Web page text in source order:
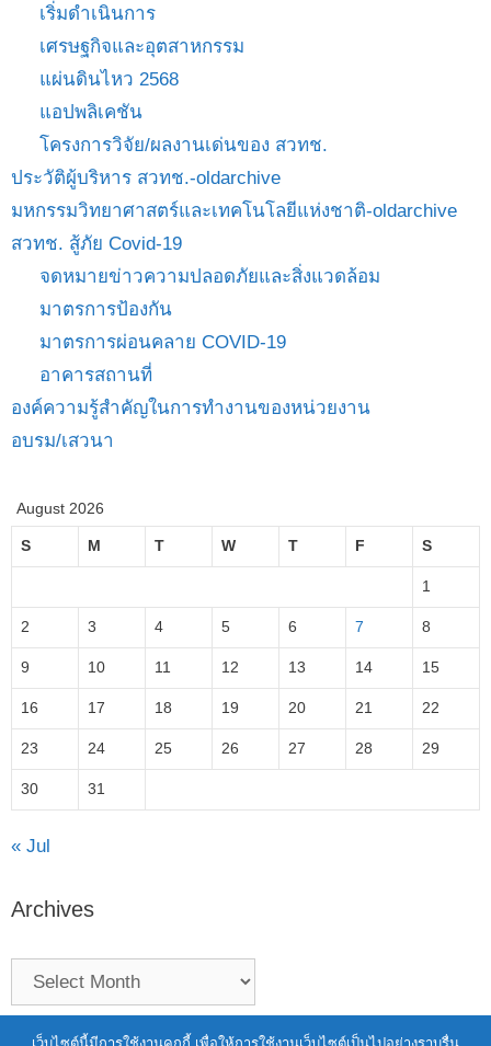
เริ่มดำเนินการ
เศรษฐกิจและอุตสาหกรรม
แผ่นดินไหว 2568
แอปพลิเคชัน
โครงการวิจัย/ผลงานเด่นของ สวทช.
ประวัติผู้บริหาร สวทช.-oldarchive
มหกรรมวิทยาศาสตร์และเทคโนโลยีแห่งชาติ-oldarchive
สวทช. สู้ภัย Covid-19
จดหมายข่าวความปลอดภัยและสิ่งแวดล้อม
มาตรการป้องกัน
มาตรการผ่อนคลาย COVID-19
อาคารสถานที่
องค์ความรู้สำคัญในการทำงานของหน่วยงาน
อบรม/เสวนา
August 2026
S M T W T F S
1
2 3 4 5 6 7 8
9 10 11 12 13 14 15
16 17 18 19 20 21 22
23 24 25 26 27 28 29
30 31
« Jul
Archives
Terms of Service|Personal Data Protection Policy